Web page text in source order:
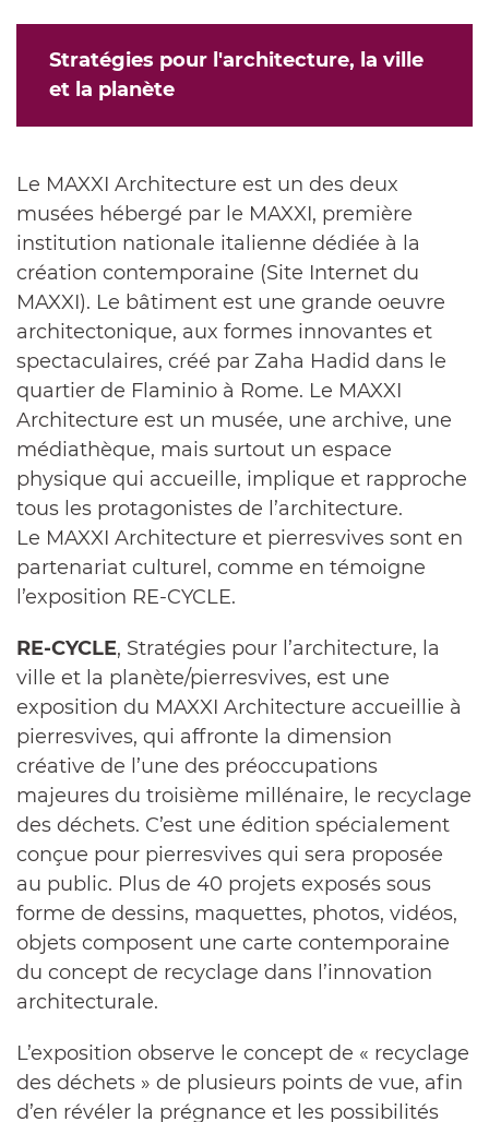
Stratégies pour l'architecture, la ville
et la planète
Le MAXXI Architecture est un des deux
musées hébergé par le MAXXI, première
institution nationale italienne dédiée à la
création contemporaine (Site Internet du
MAXXI). Le bâtiment est une grande oeuvre
architectonique, aux formes innovantes et
spectaculaires, créé par Zaha Hadid dans le
quartier de Flaminio à Rome. Le MAXXI
Architecture est un musée, une archive, une
médiathèque, mais surtout un espace
physique qui accueille, implique et rapproche
tous les protagonistes de l’architecture.
Le MAXXI Architecture et pierresvives sont en
partenariat culturel, comme en témoigne
l’exposition RE-CYCLE.
RE-CYCLE, Stratégies pour l’architecture, la
ville et la planète/pierresvives, est une
exposition du MAXXI Architecture accueillie à
pierresvives, qui affronte la dimension
créative de l’une des préoccupations
majeures du troisième millénaire, le recyclage
des déchets. C’est une édition spécialement
conçue pour pierresvives qui sera proposée
au public. Plus de 40 projets exposés sous
forme de dessins, maquettes, photos, vidéos,
objets composent une carte contemporaine
du concept de recyclage dans l’innovation
architecturale.
L’exposition observe le concept de « recyclage
des déchets » de plusieurs points de vue, afin
d’en révéler la prégnance et les possibilités